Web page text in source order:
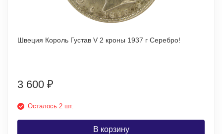
Швеция Король Густав V 2 кроны 1937 г Серебро!
3 600 ₽
Осталось 2 шт.
В корзину